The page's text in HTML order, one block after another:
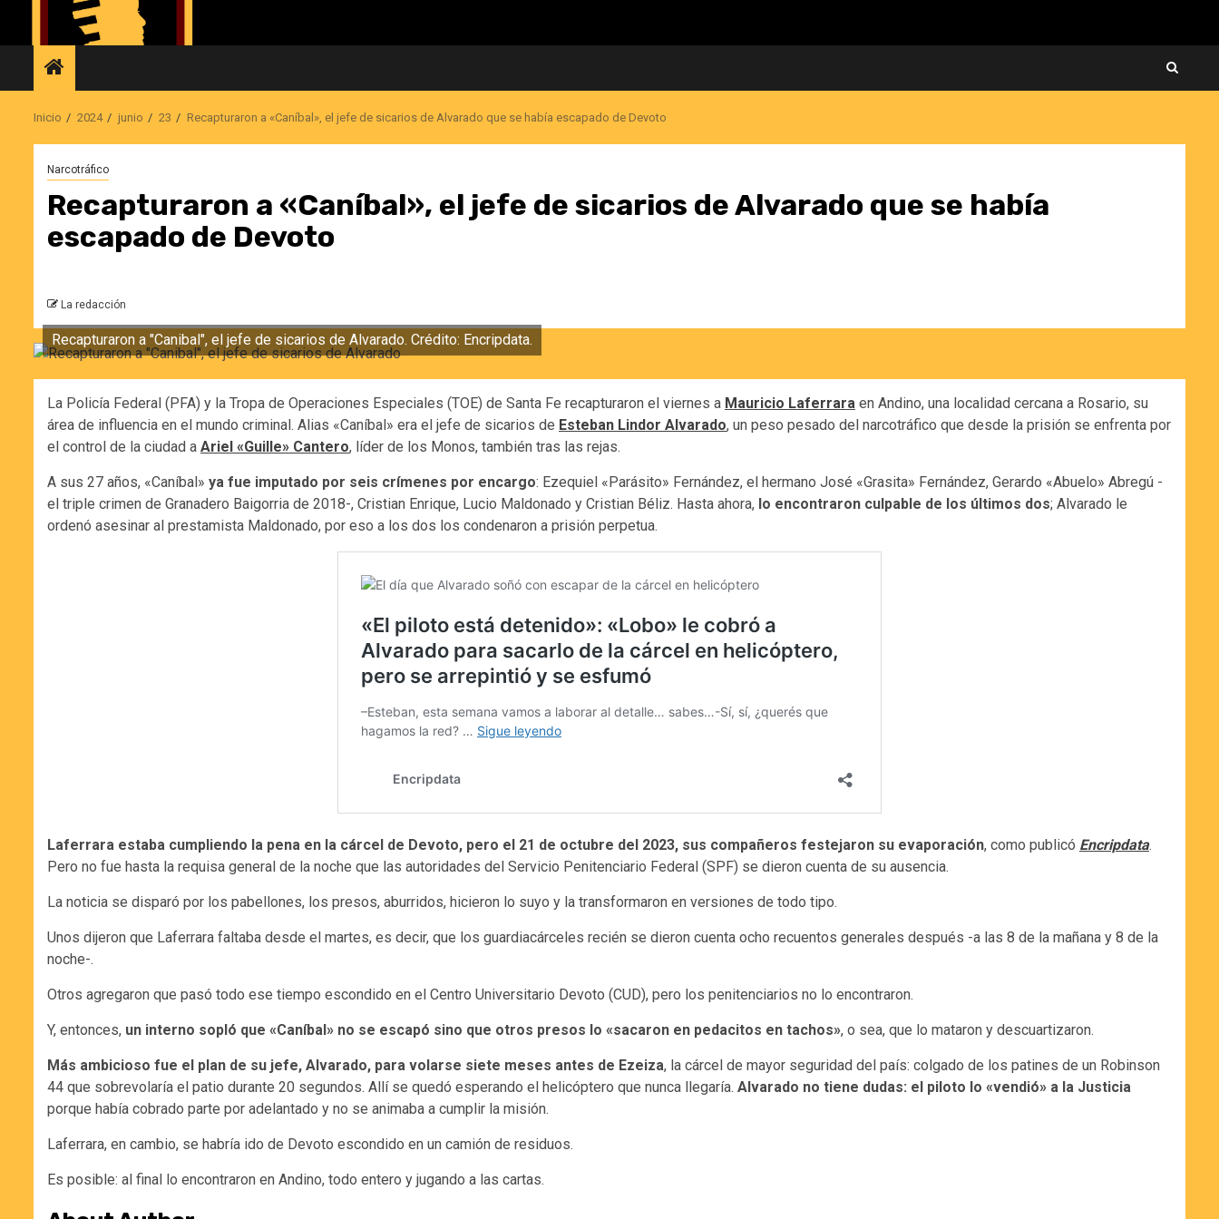
Inicio 2024 junio 23 Recapturaron a «Caníbal», el jefe de sicarios de Alvarado que se había escapado de Devoto
Narcotráfico
Recapturaron a «Caníbal», el jefe de sicarios de Alvarado que se había
escapado de Devoto
La redacción
Recapturaron a "Canibal", el jefe de sicarios de Alvarado. Crédito: Encripdata.
La Policía Federal (PFA) y la Tropa de Operaciones Especiales (TOE) de Santa Fe recapturaron el viernes a Mauricio Laferrara en Andino, una localidad cercana a Rosario, su
área de influencia en el mundo criminal. Alias «Caníbal» era el jefe de sicarios de Esteban Lindor Alvarado, un peso pesado del narcotráfico que desde la prisión se enfrenta por
el control de la ciudad a Ariel «Guille» Cantero, líder de los Monos, también tras las rejas.
A sus 27 años, «Caníbal» ya fue imputado por seis crímenes por encargo: Ezequiel «Parásito» Fernández, el hermano José «Grasita» Fernández, Gerardo «Abuelo» Abregú -
el triple crimen de Granadero Baigorria de 2018-, Cristian Enrique, Lucio Maldonado y Cristian Béliz. Hasta ahora, lo encontraron culpable de los últimos dos; Alvarado le
ordenó asesinar al prestamista Maldonado, por eso a los dos los condenaron a prisión perpetua.
Laferrara estaba cumpliendo la pena en la cárcel de Devoto, pero el 21 de octubre del 2023, sus compañeros festejaron su evaporación, como publicó Encripdata.
Pero no fue hasta la requisa general de la noche que las autoridades del Servicio Penitenciario Federal (SPF) se dieron cuenta de su ausencia.
La noticia se disparó por los pabellones, los presos, aburridos, hicieron lo suyo y la transformaron en versiones de todo tipo.
Unos dijeron que Laferrara faltaba desde el martes, es decir, que los guardiacárceles recién se dieron cuenta ocho recuentos generales después -a las 8 de la mañana y 8 de la
noche-.
Otros agregaron que pasó todo ese tiempo escondido en el Centro Universitario Devoto (CUD), pero los penitenciarios no lo encontraron.
Y, entonces, un interno sopló que «Caníbal» no se escapó sino que otros presos lo «sacaron en pedacitos en tachos», o sea, que lo mataron y descuartizaron.
Más ambicioso fue el plan de su jefe, Alvarado, para volarse siete meses antes de Ezeiza, la cárcel de mayor seguridad del país: colgado de los patines de un Robinson
44 que sobrevolaría el patio durante 20 segundos. Allí se quedó esperando el helicóptero que nunca llegaría. Alvarado no tiene dudas: el piloto lo «vendió» a la Justicia
porque había cobrado parte por adelantado y no se animaba a cumplir la misión.
Laferrara, en cambio, se habría ido de Devoto escondido en un camión de residuos.
Es posible: al final lo encontraron en Andino, todo entero y jugando a las cartas.